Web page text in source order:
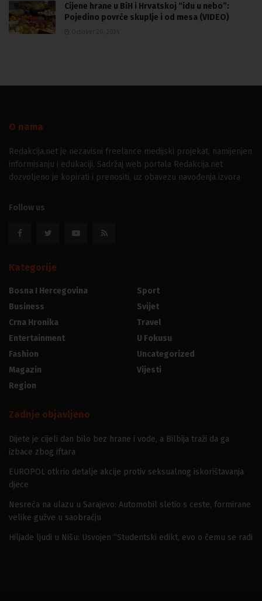
Cijene hrane u BiH i Hrvatskoj “idu u nebo”:
Pojedino povrće skuplje i od mesa (VIDEO)
O nama
Redakcija.net je nezavisni freelance medijski projekat, namijenjen
informisanju i edukaciji. Sadržaj web portala Redakcija.net
dozvoljeno je kopirati i prenositi, uz obavezu navođenja izvora
Follow us
Kategorije
Bosna I Hercegovina
Business
Crna Hronika
Entertainment
Fashion
Magazin
Region
Sport
Svijet
Travel
U Fokusu
Uncategorized
Vijesti
Zadnje objavljeno
Dijete je cijeli dan bilo bez hrane i vode, a Bilbija traži da ga
izbace zbog iftara
EUROPOL otkrio detalje akcije protiv seksualnog iskorištavanja
djece
Nesreća na ulazu u Sarajevo: Automobil sletio s ceste, formirane
velike gužve u saobraćju
Hiljade ljudi u Nišu: Usvojen “Studentski edikt, evo o čemu se radi